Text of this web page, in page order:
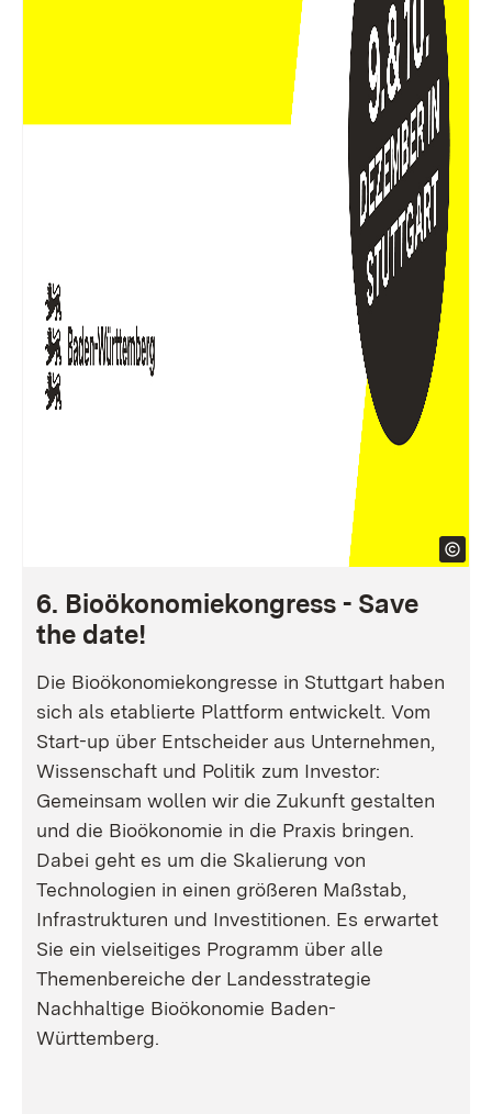
6. Bioökonomiekongress - Save
the date!
Die Bioökonomiekongresse in Stuttgart haben
sich als etablierte Plattform entwickelt. Vom
Start-up über Entscheider aus Unternehmen,
Wissenschaft und Politik zum Investor:
Gemeinsam wollen wir die Zukunft gestalten
und die Bioökonomie in die Praxis bringen.
Dabei geht es um die Skalierung von
Technologien in einen größeren Maßstab,
Infrastrukturen und Investitionen. Es erwartet
Sie ein vielseitiges Programm über alle
Themenbereiche der Landesstrategie
Nachhaltige Bioökonomie Baden-
Württemberg.